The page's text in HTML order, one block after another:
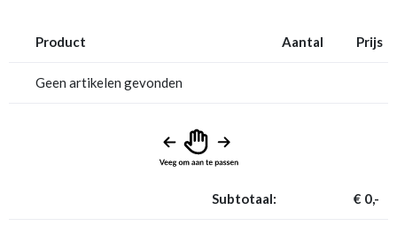
Product Aantal Prijs
Geen artikelen gevonden
Subtotaal: € 0,-